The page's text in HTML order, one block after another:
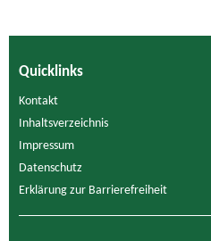
Quicklinks
Kontakt
Inhaltsverzeichnis
Impressum
Datenschutz
Erklärung zur Barrierefreiheit